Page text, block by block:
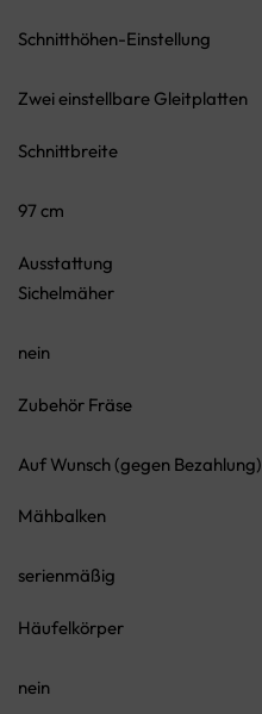
Schnitthöhen-Einstellung
Zwei einstellbare Gleitplatten
Schnittbreite
97 cm
Ausstattung
Sichelmäher
nein
Zubehör Fräse
Auf Wunsch (gegen Bezahlung)
Mähbalken
serienmäßig
Häufelkörper
nein